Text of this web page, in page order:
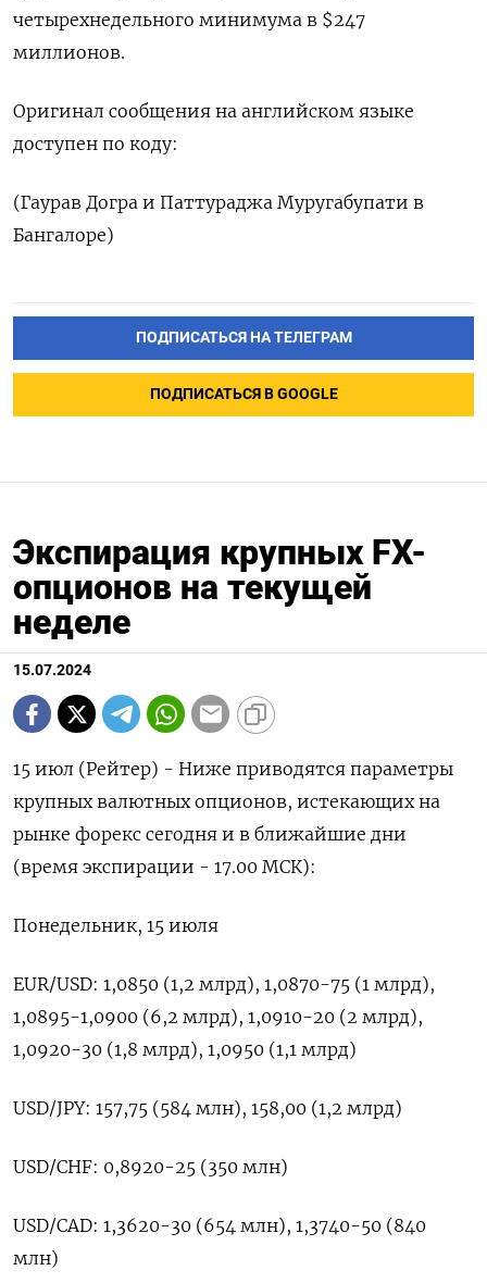
четырехнедельного минимума в $247
миллионов.
Оригинал сообщения на английском языке
доступен по коду:
(Гаурав Догра и Паттураджа Муругабупати в
Бангалоре)
ПОДПИСАТЬСЯ НА ТЕЛЕГРАМ
ПОДПИСАТЬСЯ В GOOGLE
Экспирация крупных FX-
опционов на текущей
неделе
15.07.2024
15 июл (Рейтер) - Ниже приводятся параметры
крупных валютных опционов, истекающих на
рынке форекс сегодня и в ближайшие дни
(время экспирации - 17.00 МСК):
Понедельник, 15 июля
EUR/USD: 1,0850 (1,2 млрд), 1,0870-75 (1 млрд),
1,0895-1,0900 (6,2 млрд), 1,0910-20 (2 млрд),
1,0920-30 (1,8 млрд), 1,0950 (1,1 млрд)
USD/JPY: 157,75 (584 млн), 158,00 (1,2 млрд)
USD/CHF: 0,8920-25 (350 млн)
USD/CAD: 1,3620-30 (654 млн), 1,3740-50 (840
млн)